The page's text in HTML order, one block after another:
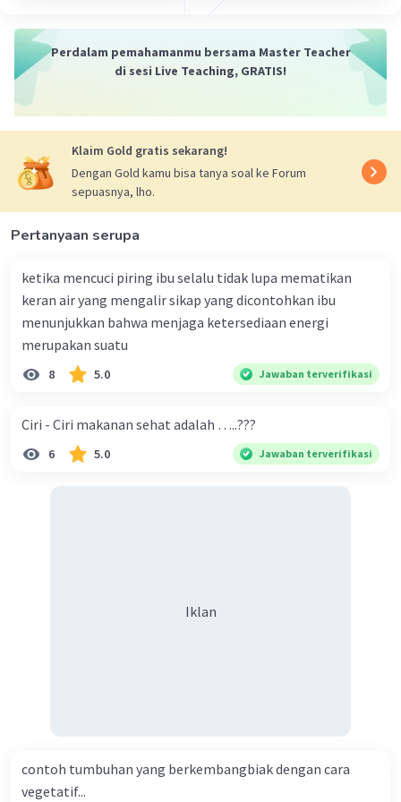
Jawaban terverifikasi
porosnya. Arah rotasi bumi sendiri selalu sama
yakni dari barat ke timur. Untuk melakukan satu
kali rotasi, bumi memerlukan waktu 23 jam 56
menit 4 detik, yang kemudian dibulatkan menjadi
24 jam. Waktu untuk satu kali rotasi disebut
dengan kala rotasi
Beri Rating·0.0(0 ) Balas
Perdalam pemahamanmu bersama Master Teacher
di sesi Live Teaching, GRATIS!
Klaim Gold gratis sekarang!
Dengan Gold kamu bisa tanya soal ke Forum
sepuasnya, lho.
Pertanyaan serupa
ketika mencuci piring ibu selalu tidak lupa mematikan
keran air yang mengalir sikap yang dicontohkan ibu
menunjukkan bahwa menjaga ketersediaan energi
merupakan suatu
8 5.0 Jawaban terverifikasi
Ciri - Ciri makanan sehat adalah …..???
6 5.0 Jawaban terverifikasi
Iklan
contoh tumbuhan yang berkembangbiak dengan cara
vegetatif...